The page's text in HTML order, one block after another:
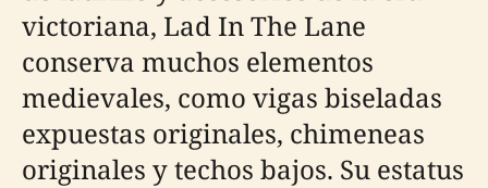
victoriana, Lad In The Lane
conserva muchos elementos
medievales, como vigas biseladas
expuestas originales, chimeneas
originales y techos bajos. Su estatus